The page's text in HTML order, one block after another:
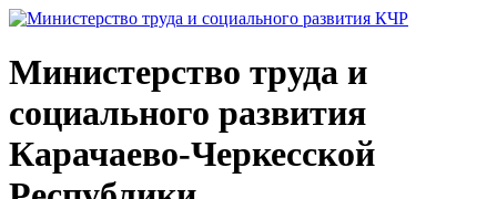
Министерство труда и
социального развития
Карачаево-Черкесской